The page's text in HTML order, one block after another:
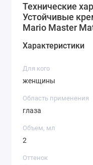
желаемого
В этом же
нанесения:
Технические
Устойчивые
Mario Master
Характеристики
Для кого
женщины
Область применения
глаза
Объем, мл
2
Оттенок